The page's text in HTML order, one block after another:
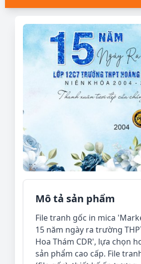
Mô tả sản phẩm
File tranh gốc in mica
15 năm ngày ra trường
Hoa Thám CDR', lựa chọn
sản phẩm cao cấp. File